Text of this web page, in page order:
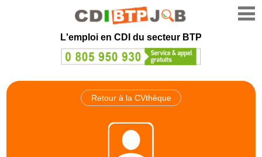
L'emploi en CDI du secteur BTP
Retour à la CVthèque